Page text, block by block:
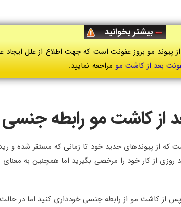
بیشتر بخوانید
پیوند مو بروز عفونت است که جهت اطلاع از علل ایجاد
بعد از کاشت مومراجعه نمایید.
از کاشت مو رابطه
که از پیوندهای جدید خود تا زمانی که مستقر شده و
از کار خود را مرخصی بگیرید اما همچنین به
از کاشت مو از رابطه جنسی خودداری کنید اما در